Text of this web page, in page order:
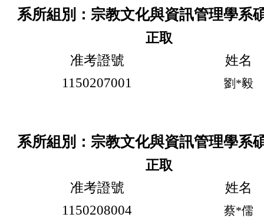
系所組別：宗教文化與資訊管理學系
正取
准考證號
姓名
1150207001
劉*毅
系所組別：宗教文化與資訊管理學系
正取
准考證號
姓名
1150208004
蔡*儒